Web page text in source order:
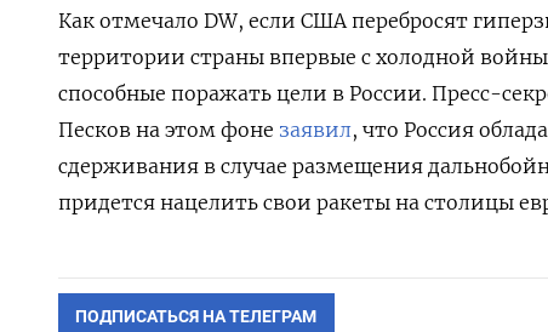
Как отмечало DW, если США перебросят
территории страны впервые с холодной
способные поражать цели в России. Пресс-
Песков на этом фоне заявил, что Россия
сдерживания в случае размещения
придется нацелить свои ракеты на столицы
ПОДПИСАТЬСЯ НА ТЕЛЕГРАМ